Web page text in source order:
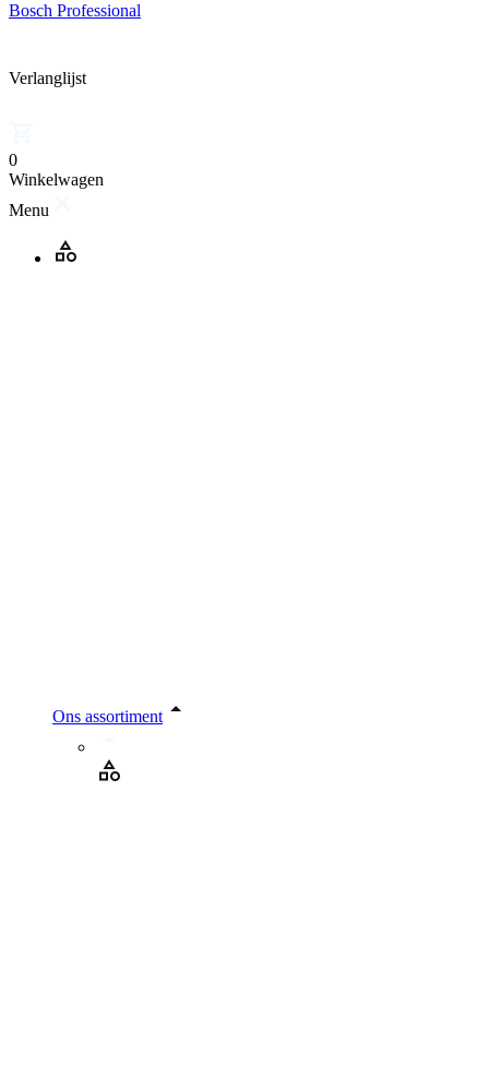
Bosch Professional
Verlanglijst
0
Winkelwagen
Menu
Ons assortiment